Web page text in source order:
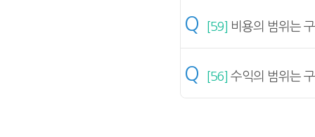
Q [59] 비용의 범위는
Q [56] 수익의 범위는